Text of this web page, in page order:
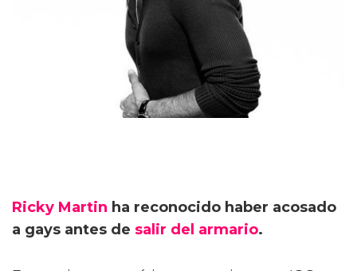
Ricky Martin ha reconocido haber acosado
a gays antes de salir del armario.